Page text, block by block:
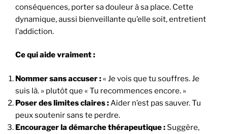
conséquences, porter sa douleur à sa place. Cette
dynamique, aussi bienveillante qu’elle soit, entretient
l’addiction.
Ce qui aide vraiment :
Nommer sans accuser :« Je vois que tu souffres. Je
suis là. » plutôt que « Tu recommences encore. »
Poser des limites claires :Aider n’est pas sauver. Tu
peux soutenir sans te perdre.
Encourager la démarche thérapeutique :Suggère,